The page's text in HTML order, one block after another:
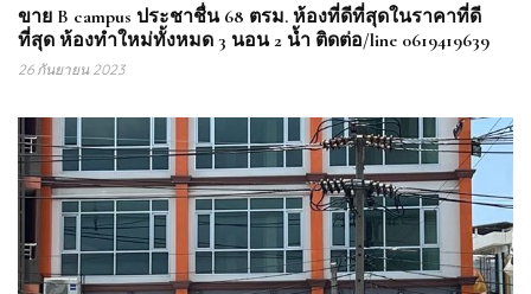
ขาย B campus ประชาชื่น 68 ตรม. ห้องที่ดีที่สุดในราคาที่ดี
ที่สุด ห้องทำใหม่ทั้งหมด 3 นอน 2 น้ำ ติดต่อ/line 0619419639
26 กันยายน 2023